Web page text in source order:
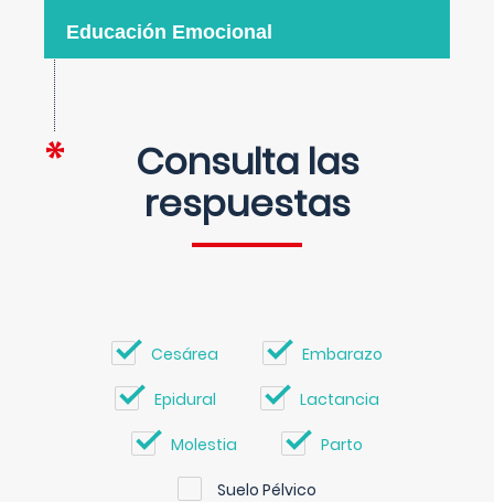
Educación Emocional
Consulta las
respuestas
Cesárea Embarazo
Epidural Lactancia
Molestia Parto
Suelo Pélvico